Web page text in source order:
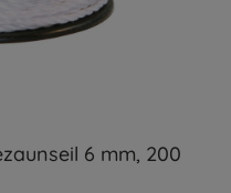
6 mm, 200